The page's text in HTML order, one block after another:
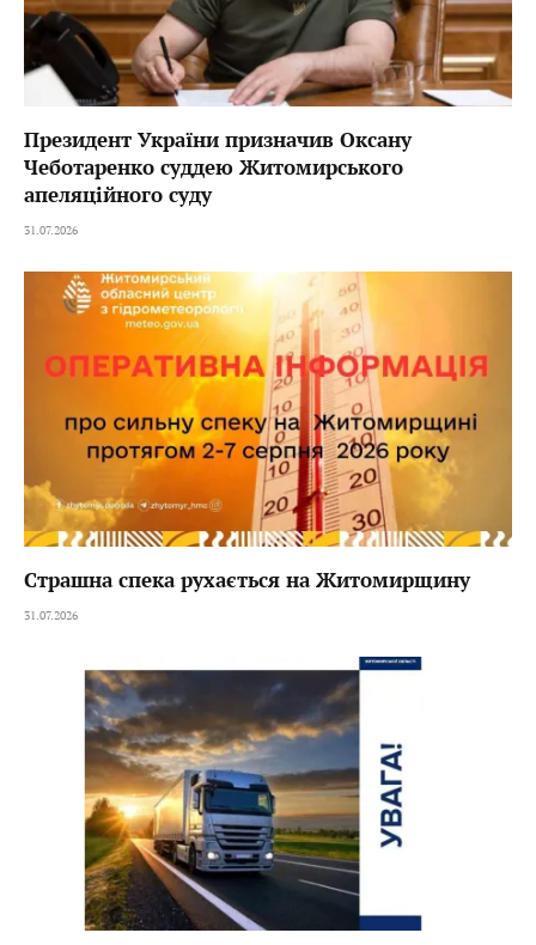
Президент України призначив Оксану
Чеботаренко суддею Житомирського
апеляційного суду
31.07.2026
Страшна спека рухається на Житомирщину
31.07.2026